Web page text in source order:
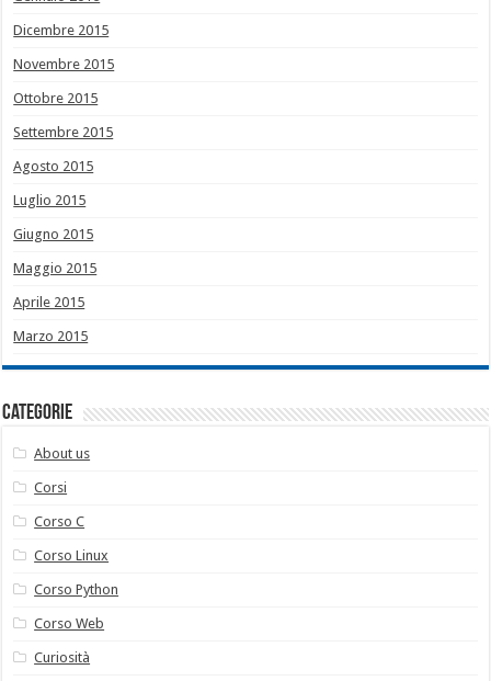
Dicembre 2015
Novembre 2015
Ottobre 2015
Settembre 2015
Agosto 2015
Luglio 2015
Giugno 2015
Maggio 2015
Aprile 2015
Marzo 2015
Categorie
About us
Corsi
Corso C
Corso Linux
Corso Python
Corso Web
Curiosità